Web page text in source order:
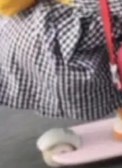
人。 这家由前
的公司，连创始
不是唯
六月，Google
去了 Op...
京ICP备2025119063号